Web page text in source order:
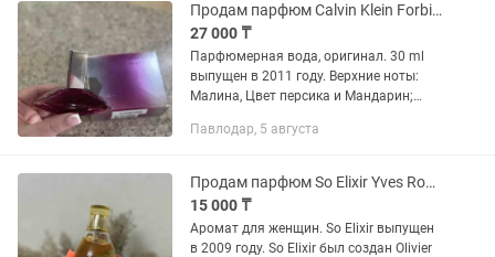
Продам парфюм Calvin Klein Forbidden Euphoria 30 ml
27 000 ₸
Парфюмерная вода, оригинал. 30 ml
выпущен в 2011 году. Верхние ноты:
Малина, Цвет персика и Мандарин;
Жасмин; базовые ноты: Пачули,
Павлодар, 5 августа
Продам парфюм So Elixir Yves Rocher
15 000 ₸
Аромат для женщин. So Elixir выпущен
в 2009 году. So Elixir был создан Olivier